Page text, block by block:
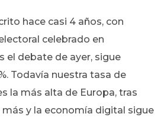
hace casi 4 años, con
celebrado en
el debate de ayer, sigue
Todavía nuestra tasa de
la más alta de Europa, tras
más y la economía digital sigue